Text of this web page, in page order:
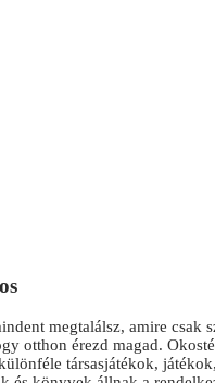
megtalálsz, amire csak
otthon érezd magad.
társasjátékok,